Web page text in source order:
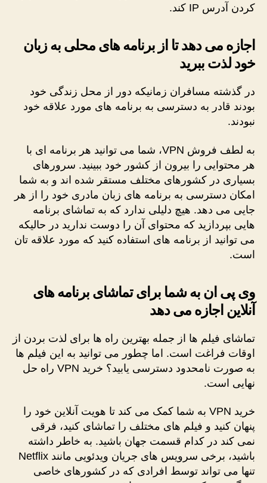
کردن آدرس IP کند.
اجازه می دهد تا از برنامه های محلی به زبان
خود لذت ببرید
در گذشته مسافران زمانیکه دور از محل زندگی خود
بودند قادر به دسترسی به برنامه های مورد علاقه خود
نبودند.
به لطف فروش VPN، شما می توانید هر برنامه ای با
هر محتوایی را بیرون از کشور خود ببینید. سرورهای
بسیاری در کشورهای مختلف مستقر شده اند و به شما
امکان دسترسی به برنامه های زبان مادری خود را از هر
جایی می دهد. هیچ دلیلی ندارد که به تماشای برنامه
هایی بپردازید که محتوای آن را دوست ندارید در حالیکه
می توانید از برنامه های استفاده کنید که مورد علاقه تان
است.
وی پی ان به شما برای تماشای برنامه های
آنلاین اجازه می دهد
تماشای فیلم ها از جمله بهترین راه ها برای لذت بردن از
اوقات فراغت است. اما چطور می توانید به این فیلم ها
به صورت نامحدود دسترسی یابید؟ خرید VPN راه حل
نهایی است.
خرید VPN به شما کمک می کند تا هویت آنلاین خود را
پنهان کنید و فیلم های مختلف را تماشای کنید، فرقی
نمی کند در کدام قسمت جهان باشید. به خاطر داشته
باشید، برخی سرویس های جریان ویدئویی مانند Netflix
تنها می تواند توسط افرادی که در کشورهای خاصی